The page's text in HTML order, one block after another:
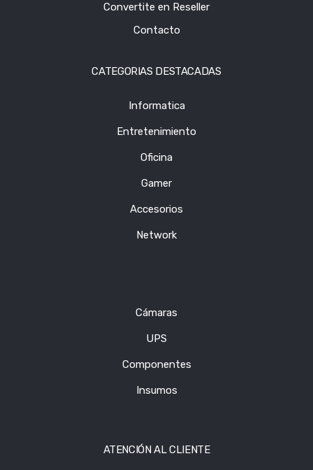
Convertite en Reseller
Contacto
CATEGORIAS DESTACADAS
Informatica
Entretenimiento
Oficina
Gamer
Accesorios
Network
Cámaras
UPS
Componentes
Insumos
ATENCIÓN AL CLIENTE